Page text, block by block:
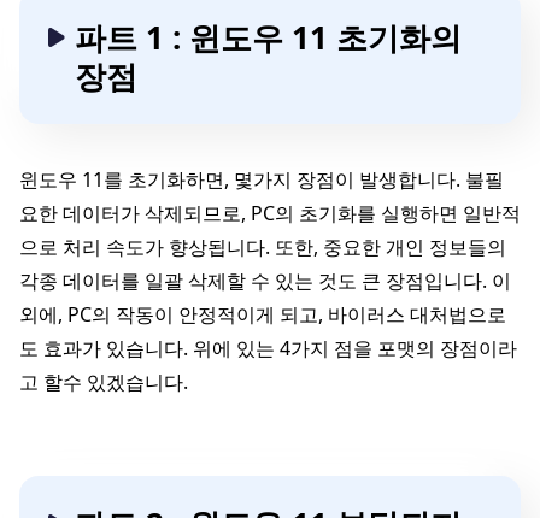
파트 1 : 윈도우 11 초기화의
장점
윈도우 11를 초기화하면, 몇가지 장점이 발생합니다. 불필
요한 데이터가 삭제되므로, PC의 초기화를 실행하면 일반적
으로 처리 속도가 향상됩니다. 또한, 중요한 개인 정보들의
각종 데이터를 일괄 삭제할 수 있는 것도 큰 장점입니다. 이
외에, PC의 작동이 안정적이게 되고, 바이러스 대처법으로
도 효과가 있습니다. 위에 있는 4가지 점을 포맷의 장점이라
고 할수 있겠습니다.